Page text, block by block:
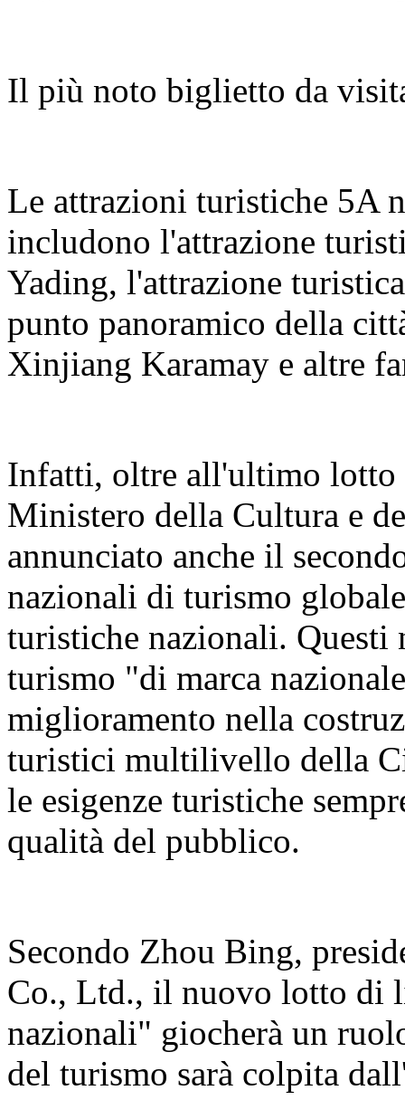
Il più noto biglietto da
Le attrazioni turistiche 5A
includono l'attrazione
Yading, l'attrazione
punto panoramico della
Xinjiang Karamay e altre
Infatti, oltre all'ultimo
Ministero della Cultura e
annunciato anche il
nazionali di turismo
turistiche nazionali.
turismo "di marca
miglioramento nella
turistici multilivello della
le esigenze turistiche
qualità del pubblico.
Secondo Zhou Bing,
Co., Ltd., il nuovo lotto di
nazionali" giocherà un
del turismo sarà colpita